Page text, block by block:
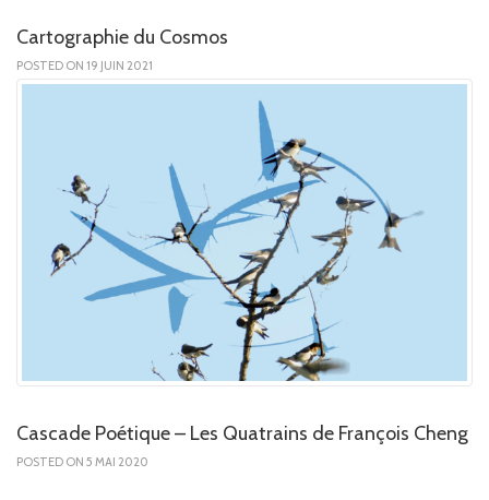
Cartographie du Cosmos
POSTED ON 19 JUIN 2021
Cascade Poétique – Les Quatrains de François Cheng
POSTED ON 5 MAI 2020